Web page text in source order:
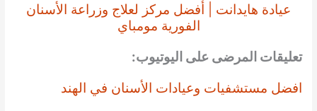
عيادة هايدانت | أفضل مركز لعلاج وزراعة الأسنان
الفورية مومباي
تعليقات المرضى على اليوتيوب:
افضل مستشفيات وعيادات الأسنان في الهند